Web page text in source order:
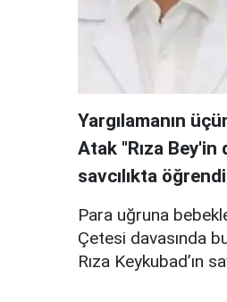
Yargılamanın
Atak "Rıza
savcılıkta
Para uğruna
Çetesi davasında
Rıza Keykubad’ın